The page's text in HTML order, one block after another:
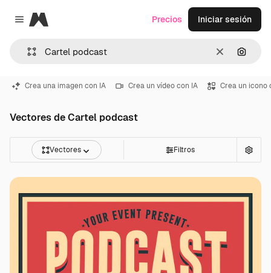
Close menu
Magnific
Borrar
Precios Iniciar sesión
Crea una imagen con IA Crea un vídeo con IA Crea un icono
Vectores de Cartel podcast
Vectores Filtros